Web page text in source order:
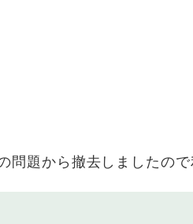
問題から撤去しましたので